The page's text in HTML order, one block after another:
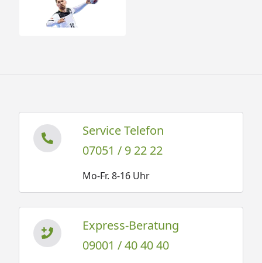
Service Telefon
07051 / 9 22 22
Mo-Fr. 8-16 Uhr
Express-Beratung
09001 / 40 40 40